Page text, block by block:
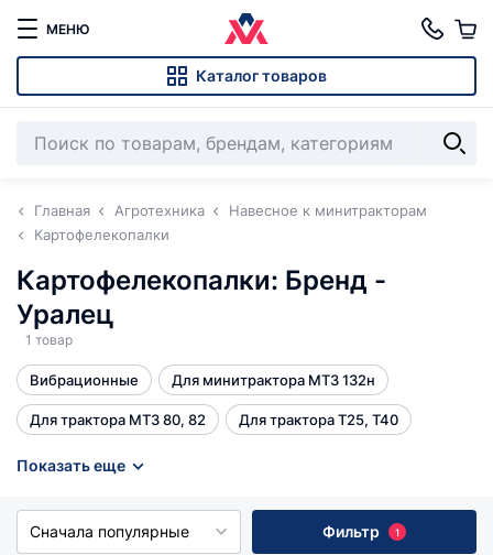
МЕНЮ
Каталог товаров
Главная Агротехника
Навесное к минитракторам
Картофелекопалки
Картофелекопалки: Бренд -
Уралец
1 товар
Вибрационные Для минитрактора МТЗ 132н
Для трактора МТЗ 80, 82 Для трактора Т25, Т40
Однорядная
Показать еще
Сначала популярные Фильтр 1